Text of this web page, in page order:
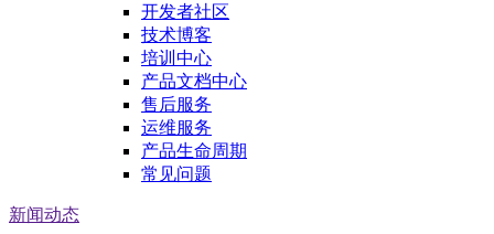
开发者社区
技术博客
培训中心
产品文档中心
售后服务
运维服务
产品生命周期
常见问题
新闻动态